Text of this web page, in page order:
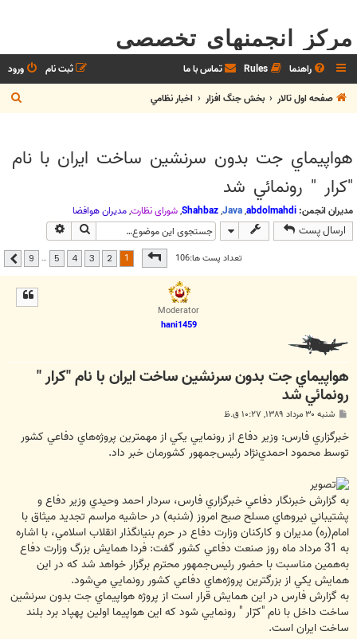
مرکز انجمنهای تخصصی
راهنما Rules تماس با ما ورود
ثبت نام
صفحه اول تالار
بخش جنگ افزار اخبار نظامي
ج
س
هواپيماي جت بدون سرنشين ساخت ايران با نام
"كرار " رونمائي شد
مدیران انجمن: abdolmahdi
,
Java
,
Shahbaz
,شوراي نظارت,مديران هوافضا
ارسال پست جستجو
تعداد پست ها:106صفحه از9
2
3
4
5
…
9 بعدی
Moderator
hani1459
هواپيماي جت بدون سرنشين ساخت ايران با نام "كرار "
رونمائي شد
پ
ت
شنبه ۳۰ مرداد ۱۳۸۹, ۱۰:۲۷ ق.ظ
خبرگزاري فارس: وزير دفاع از رونمايي يكي از مهمترين پروژه‌هاي دفاعي كشور
توسط محمود احمدي‌نژاد رئيس‌جمهور كشورمان خبر داد.
به گزارش خبرنگار دفاعي خبرگزاري فارس، سردار احمد وحيدي وزير دفاع و
پشتيباني نيروهاي مسلح صبح امروز (شنبه) در حاشيه مراسم تجديد ميثاق با
امام(ره) مديران و كاركنان وزارت دفاع در حرم بنيانگذار انقلاب اسلامي، با اشاره
به 31 مرداد ماه روز صنعت دفاعي كشور گفت: فردا همايش بزرگ وزارت دفاع
به‌همين مناسبت با حضور رئيس‌جمهور محترم برگزار خواهد شد كه در اين
همايش يكي از بزرگترين پروژه‌هاي دفاعي كشور رونمايي مي‌شود.
به گزارش فارس در اين همايش قرار است از پروژه هواپيماي جت بدون سرنشين
ساخت داخل با نام "كرّار " رونمايي شود كه اين هواپيما اولين پهپاد برد بلند
ساخت ايران است.